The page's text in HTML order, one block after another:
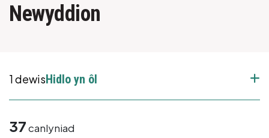
Newyddion
Hidlo yn ôl
1 dewis
37canlyniad